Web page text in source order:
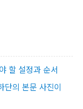
할 설정과 순서
단의 본문 사진이